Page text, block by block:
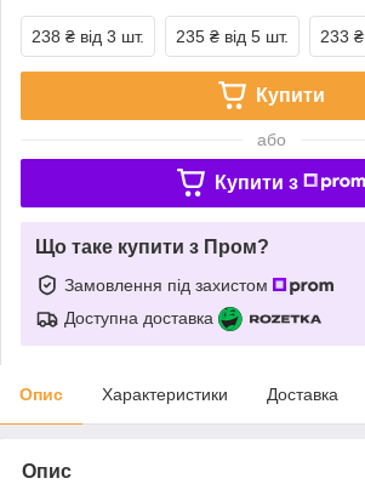
238 ₴ від 3 шт. 235 ₴ від 5 шт. 233 ₴
Купити
або
Купити з
Що таке купити з Пром?
Замовлення під захистом
Доступна доставка
Опис Характеристики Доставка
Опис